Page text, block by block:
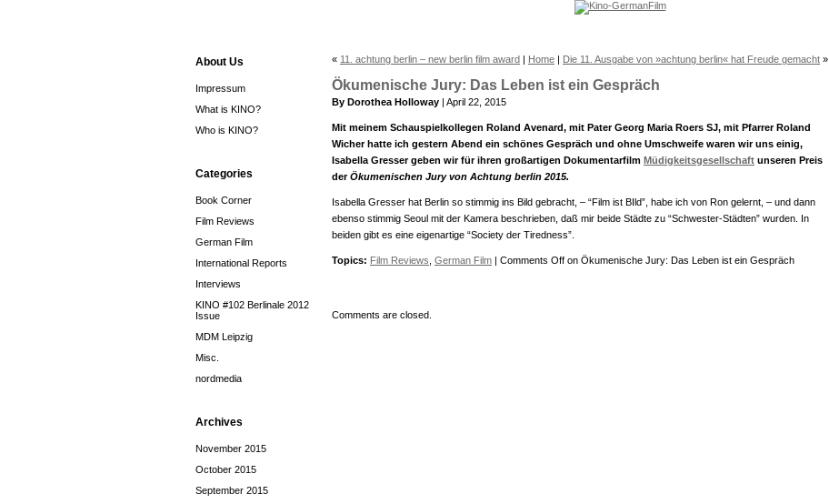
About Us
Impressum
What is KINO?
Who is KINO?
Categories
Book Corner
Film Reviews
German Film
International Reports
Interviews
KINO #102 Berlinale 2012
Issue
MDM Leipzig
Misc.
nordmedia
Archives
November 2015
October 2015
September 2015
« 11. achtung berlin – new berlin film award | Home | Die 11. Ausgabe von »achtung berlin« hat Freude gemacht »
Ökumenische Jury: Das Leben ist ein Gespräch
By Dorothea Holloway | April 22, 2015
Mit meinem Schauspielkollegen Roland Avenard, mit Pater Georg Maria Roers SJ, mit Pfarrer Roland
Wicher hatte ich gestern Abend ein schönes Gespräch und ohne Umschweife waren wir uns einig,
Isabella Gresser geben wir für ihren großartigen Dokumentarfilm Müdigkeitsgesellschaft unseren Preis
derÖkumenischen Jury von Achtung berlin 2015.
Isabella Gresser hat Berlin so stimmig ins Bild gebracht, – “Film ist BIld”, habe ich von Ron gelernt, – und dann
ebenso stimmig Seoul mit der Kamera beschrieben, daß mir beide Städte zu “Schwester-Städten” wurden. In
beiden gibt es eine eigenartige “Society der Tiredness”.
Topics: Film Reviews German Film | Comments Off on Ökumenische Jury: Das Leben ist ein Gespräch
Comments are closed.